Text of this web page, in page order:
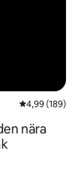
4,99 av 5 i
4,99 (189)
nära